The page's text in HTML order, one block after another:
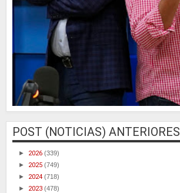
POST (NOTICIAS) ANTERIORES
► 2026 (339)
► 2025 (749)
► 2024 (718)
► 2023 (478)